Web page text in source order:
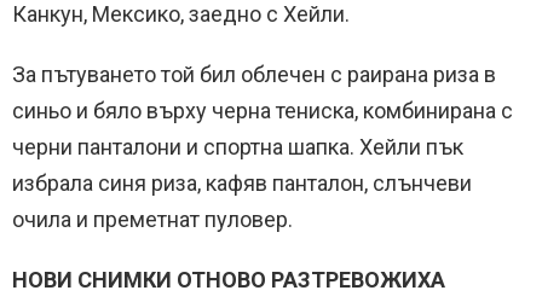
Канкун, Мексико, заедно с Хейли.
За пътуването той бил облечен с раирана риза в
синьо и бяло върху черна тениска, комбинирана с
черни панталони и спортна шапка. Хейли пък
избрала синя риза, кафяв панталон, слънчеви
очила и преметнат пуловер.
НОВИ СНИМКИ ОТНОВО РАЗТРЕВОЖИХА